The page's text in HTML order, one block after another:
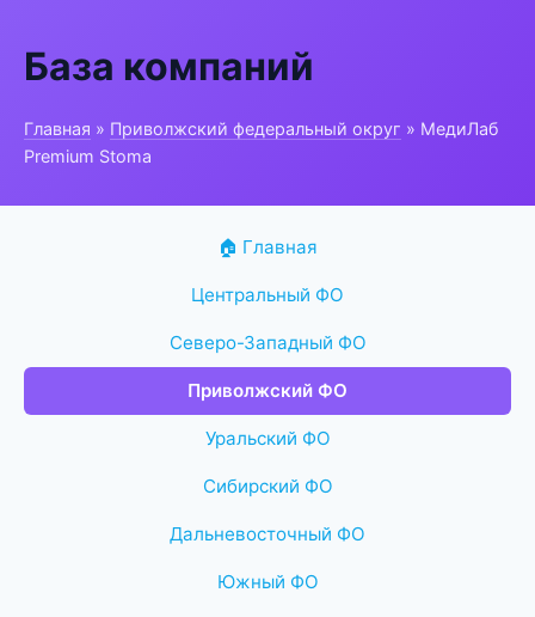
База компаний
Главная » Приволжский федеральный округ » МедиЛаб
Premium Stoma
🏠 Главная
Центральный ФО
Северо-Западный ФО
Приволжский ФО
Уральский ФО
Сибирский ФО
Дальневосточный ФО
Южный ФО